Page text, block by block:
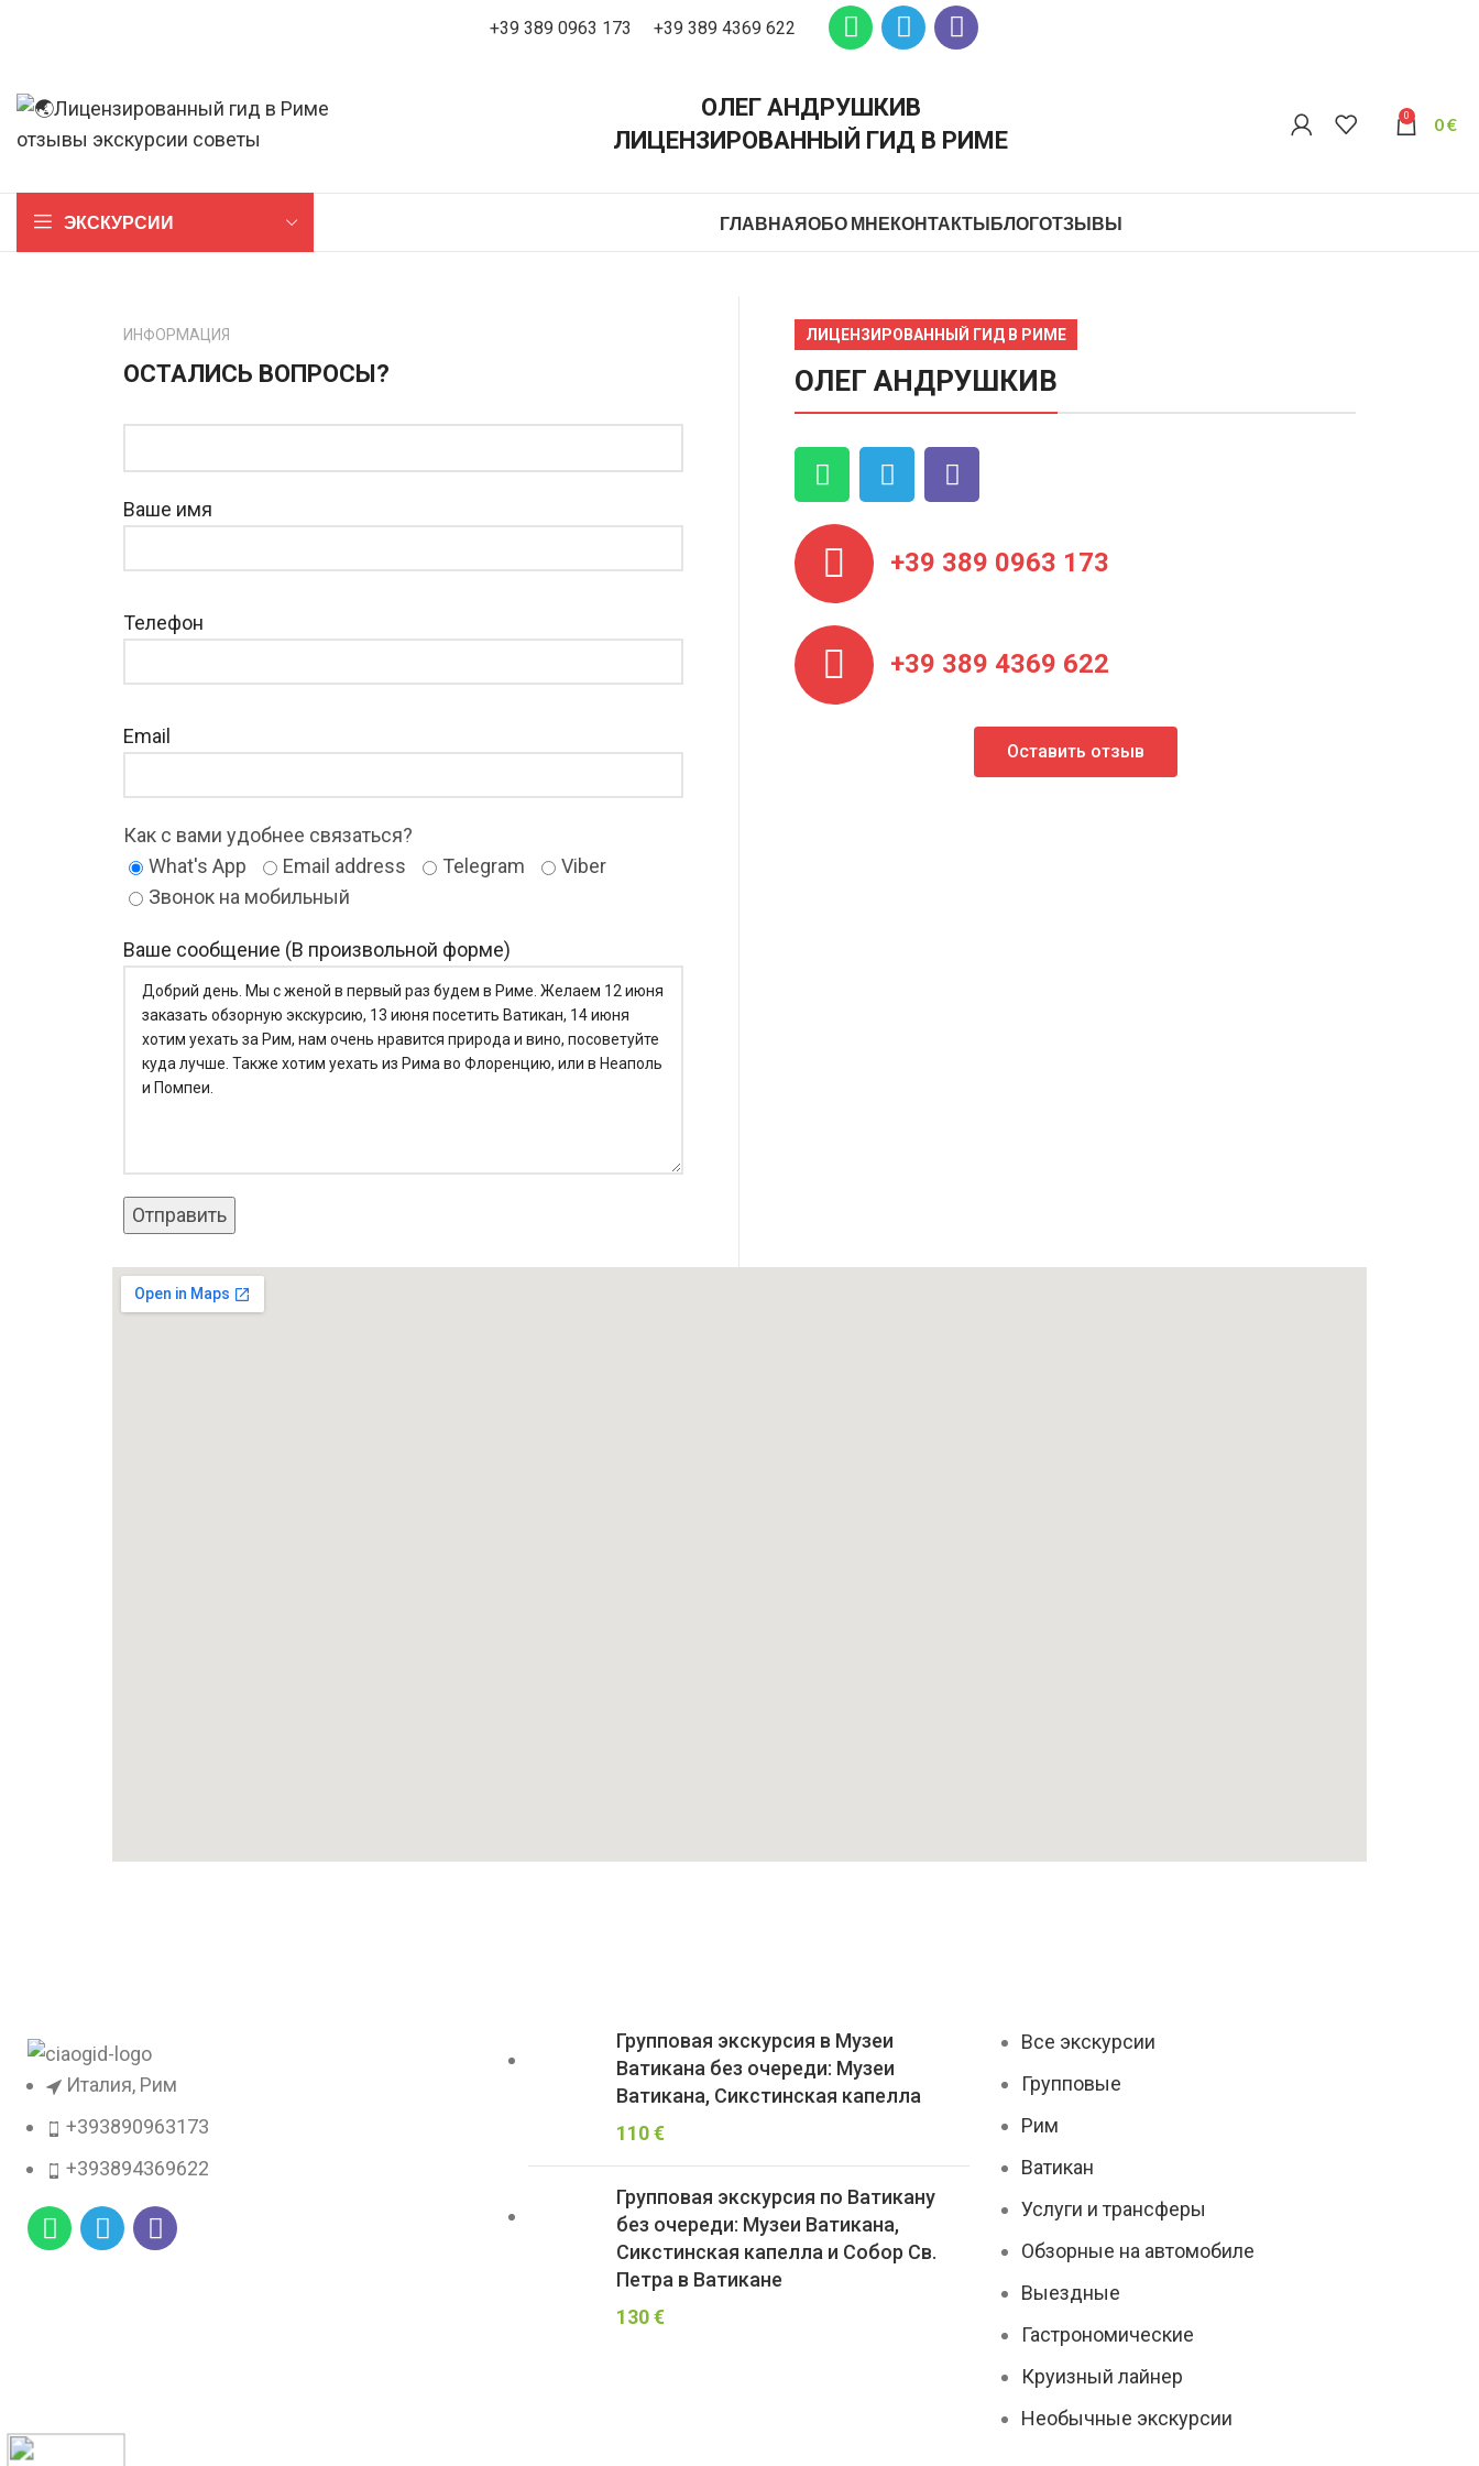
+39 389 0963 173 +39 389 4369 622
ОЛЕГ АНДРУШКИВ
ЛИЦЕНЗИРОВАННЫЙ ГИД В РИМЕ
0 0€
ЭКСКУРСИИ ГЛАВНАЯОБО МНЕКОНТАКТЫБЛОГОТЗЫВЫ
ИНФОРМАЦИЯ
ОСТАЛИСЬ ВОПРОСЫ?
Ваше имя
Телефон
Email
Как с вами удобнее связаться?
What's App
Email address Telegram
Viber
Звонок на мобильный
Ваше сообщение (В произвольной форме)
ЛИЦЕНЗИРОВАННЫЙ ГИД В РИМЕ
ОЛЕГ АНДРУШКИВ
+39 389 0963 173
+39 389 4369 622
Оставить отзыв
Италия, Рим
+393890963173
+393894369622
Групповая экскурсия в Музеи
Ватикана без очереди: Музеи
Ватикана, Сикстинская капелла
110€
Групповая экскурсия по Ватикану
без очереди: Музеи Ватикана,
Сикстинская капелла и Собор Св.
Петра в Ватикане
130€
Все экскурсии
Групповые
Рим
Ватикан
Услуги и трансферы
Обзорные на автомобиле
Выездные
Гастрономические
Круизный лайнер
Необычные экскурсии